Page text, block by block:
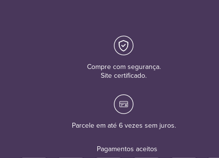
Compre com segurança.
Site certificado.
Parcele em até 6 vezes sem juros.
Pagamentos aceitos